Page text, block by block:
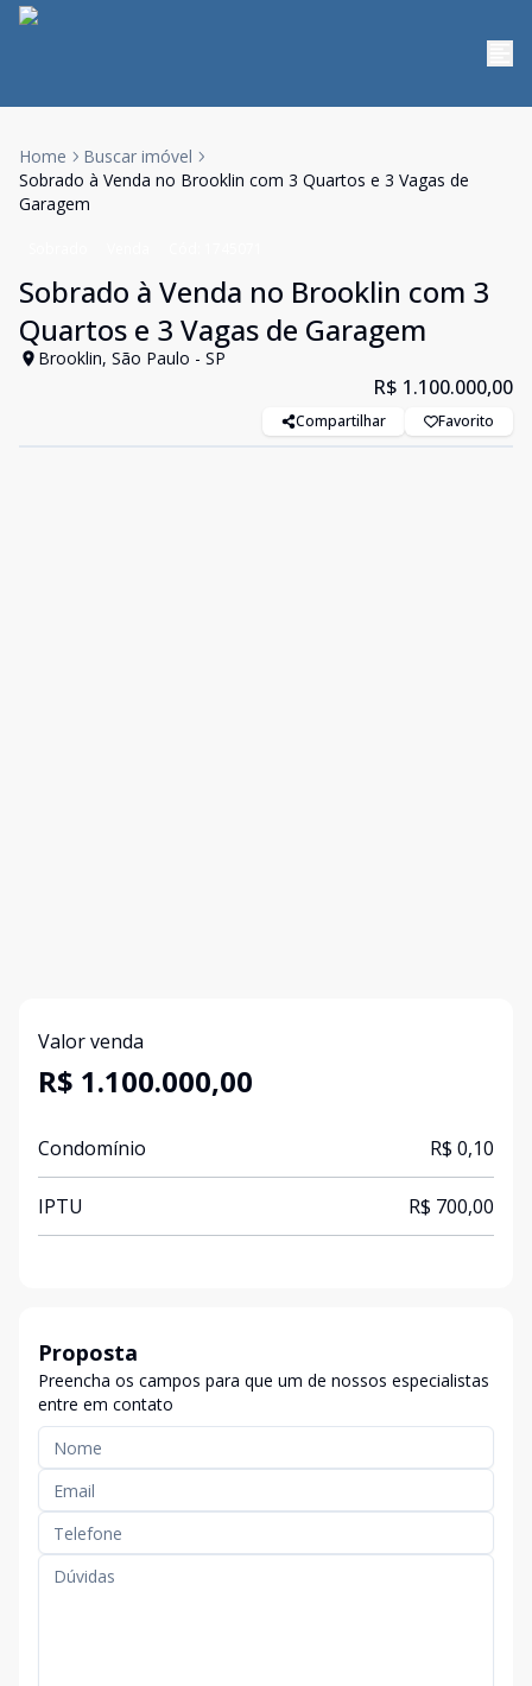
Home
Buscar imóvel
Sobrado à Venda no Brooklin com 3 Quartos e 3 Vagas de
Garagem
Sobrado à Venda no Brooklin com 3
Quartos e 3 Vagas de Garagem
Brooklin, São Paulo - SP
R$ 1.100.000,00
Compartilhar Favorito
Valor venda
R$ 1.100.000,00
Condomínio R$ 0,10
IPTU R$ 700,00
Proposta
Preencha os campos para que um de nossos especialistas
entre em contato